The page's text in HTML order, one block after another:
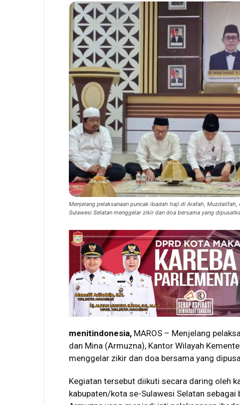
Menjelang pelaksanaan puncak ibadah haji di Arafah,
Sulawesi Selatan menggelar zikir dan doa bersama yang
menitindonesia, MAROS – Menjelang
dan Mina (Armuzna), Kantor Wilayah
menggelar zikir dan doa bersama yang
Kegiatan tersebut diikuti secara daring oleh
kabupaten/kota se-Sulawesi Selatan